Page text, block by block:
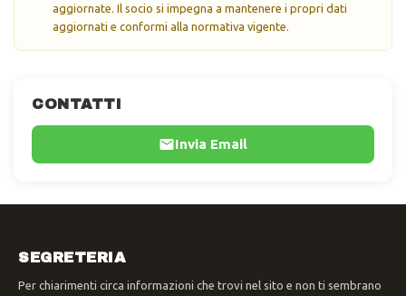
CONTATTI
Invia Email
aggiornate. Il socio si impegna a mantenere i propri dati
aggiornati e conformi alla normativa vigente.
SEGRETERIA
Per chiarimenti circa informazioni che trovi nel sito e non ti sembrano